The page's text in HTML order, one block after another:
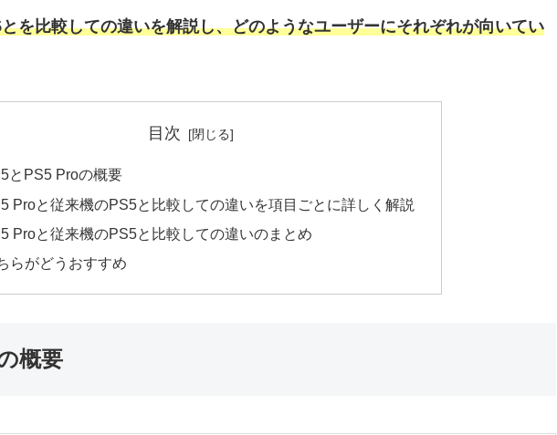
を比較しての違いを解説し、どのようなユーザーにそれぞれが向いてい
目次
とPS5 Proの概要
Proと従来機のPS5と比較しての違いを項目ごとに詳しく解説
Proと従来機のPS5と比較しての違いのまとめ
らがどうおすすめ
概要